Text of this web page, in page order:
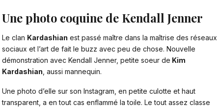
Une photo coquine de Kendall Jenner
Le clan Kardashian est passé maître dans la maîtrise des réseaux
sociaux et l’art de fait le buzz avec peu de chose. Nouvelle
démonstration avec Kendall Jenner, petite soeur de Kim
Kardashian , aussi mannequin.
Une photo d’elle sur son Instagram , en petite culotte et haut
transparent, a en tout cas enflammé la toile. Le tout assez classe